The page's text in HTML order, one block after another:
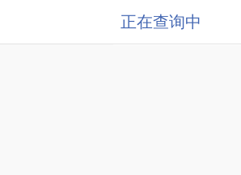
正在查询中